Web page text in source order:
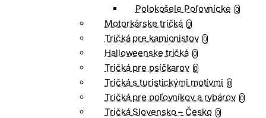
Polokošele Poľovnícke 0
Motorkárske tričká 0
Tričká pre kamionistov 0
Halloweenske tričká 0
Tričká pre psíčkarov 0
Tričká s turistickými motívmi 0
Tričká pre poľovníkov a rybárov 0
Tričká Slovensko – Česko 0